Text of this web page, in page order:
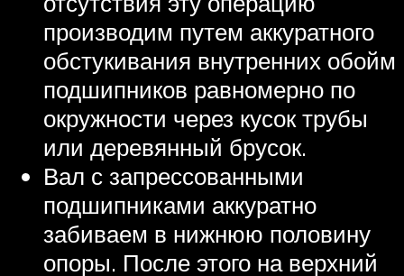
производим путем аккуратного
обстукивания внутренних обойм
подшипников равномерно по
окружности через кусок трубы
или деревянный брусок.
Вал с запрессованными
подшипниками аккуратно
забиваем в нижнюю половину
опоры. После этого на верхний